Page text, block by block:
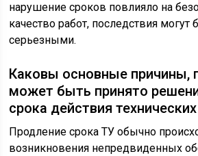
нарушение сроков повлияло на
качество работ, последствия могут
серьезными.
Каковы основные причины,
может быть принято
срока действия
Продление срока ТУ обычно
возникновения непредвиденных